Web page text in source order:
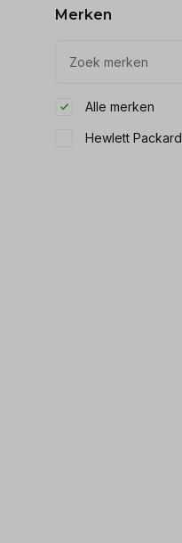
Merken
Alle merken
Hewlett Packard